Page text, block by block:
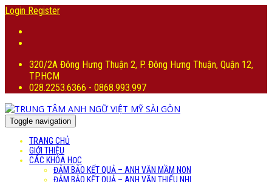
Login Register
320/2A Đông Hưng Thuận 2, P. Đông Hưng Thuận, Quận 12,
TP.HCM
028.2253.6366 - 0868.993.997
Toggle navigation
TRANG CHỦ
GIỚI THIỆU
CÁC KHÓA HỌC
ĐẢM BẢO KẾT QUẢ – ANH VĂN MẦM NON
ĐẢM BẢO KẾT QUẢ – ANH VĂN THIẾU NHI